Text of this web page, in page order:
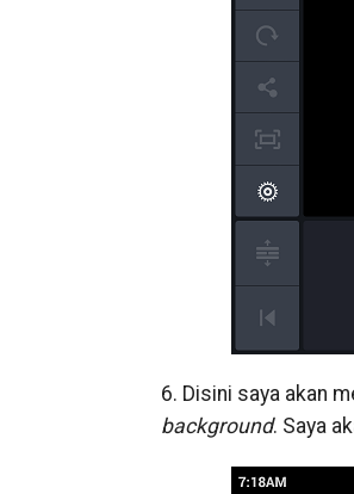
6. Disini saya akan
background. Saya